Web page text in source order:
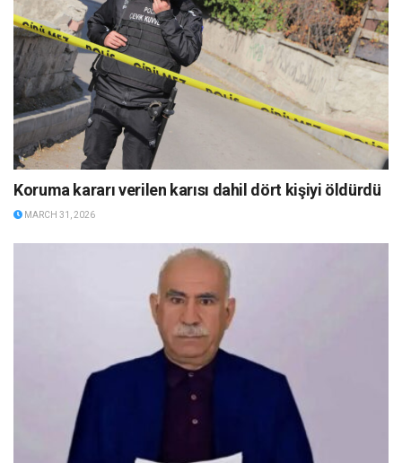
Koruma kararı verilen karısı dahil dört kişiyi öldürdü
MARCH 31, 2026